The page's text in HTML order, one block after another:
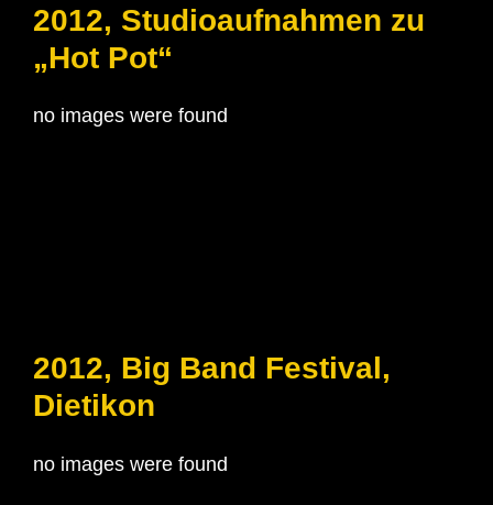
2012, Studioaufnahmen zu
„Hot Pot“
no images were found
2012, Big Band Festival,
Dietikon
no images were found